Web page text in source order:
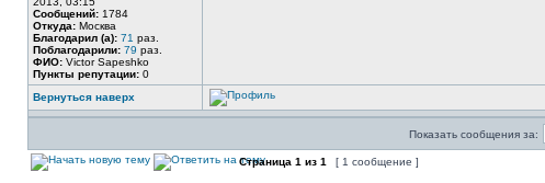
Сообщений: 1784
Откуда: Москва
Благодарил (а): 71 раз.
Поблагодарили: 79 раз.
ФИО: Victor Sapeshko
Пункты репутации: 0
Вернуться наверх
Показать сообщения за:
Страница 1 из 1 [ 1 сообщение ]